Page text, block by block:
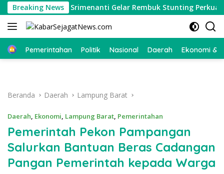
Langsung
ke
konten
Breaking News
Pekon Srimenanti Gelar Rembuk Stunting Perkuat
Beranda
Pemerintahan Politik Nasional Daerah Ekonomi &
Beranda Daerah Lampung Barat
Daerah, Ekonomi, Lampung Barat, Pemerintahan
Pemerintah Pekon Pampangan
Salurkan Bantuan Beras Cadangan
Pangan Pemerintah kepada Warga